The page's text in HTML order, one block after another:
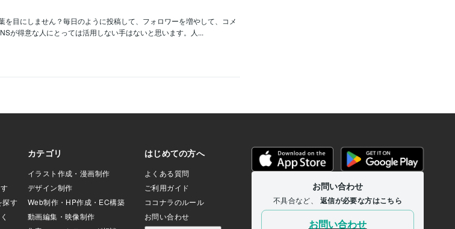
目にしません？毎日のように投稿して、フォロワーを増やして、コメ
が得意な人にとっては活用しない手はないと思います。人...